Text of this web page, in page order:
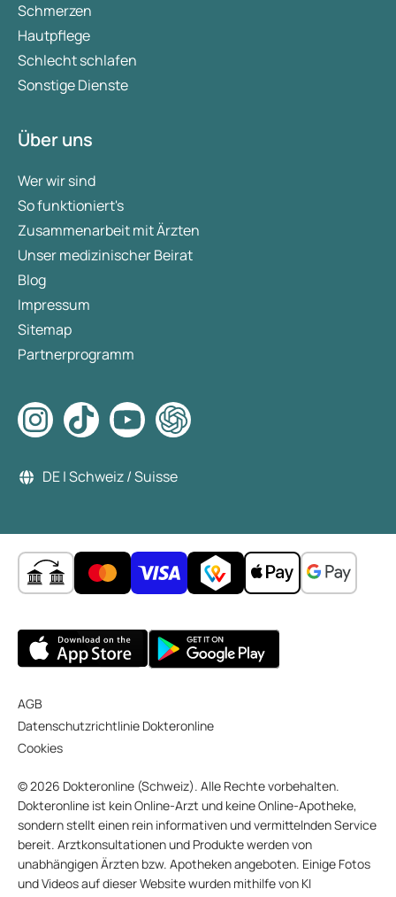
Schmerzen
Hautpflege
Schlecht schlafen
Sonstige Dienste
Über uns
Wer wir sind
So funktioniert's
Zusammenarbeit mit Ärzten
Unser medizinischer Beirat
Blog
Impressum
Sitemap
Partnerprogramm
DE | Schweiz / Suisse
AGB
Datenschutzrichtlinie Dokteronline
Cookies
© 2026 Dokteronline (Schweiz). Alle Rechte vorbehalten.
Dokteronline ist kein Online-Arzt und keine Online-Apotheke,
sondern stellt einen rein informativen und vermittelnden Service
bereit. Arztkonsultationen und Produkte werden von
unabhängigen Ärzten bzw. Apotheken angeboten. Einige Fotos
und Videos auf dieser Website wurden mithilfe von KI